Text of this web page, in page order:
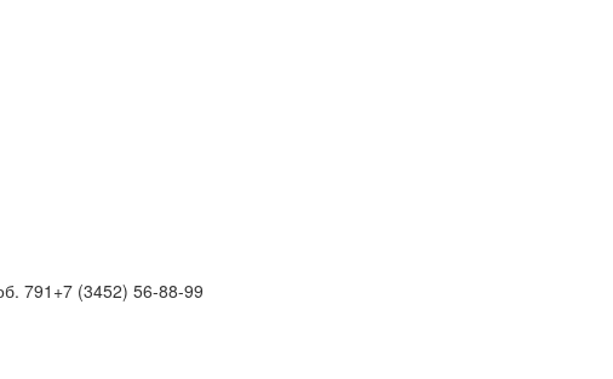
+7 (3452) 56-88-99